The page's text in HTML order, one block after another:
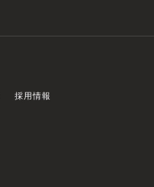
採用情報